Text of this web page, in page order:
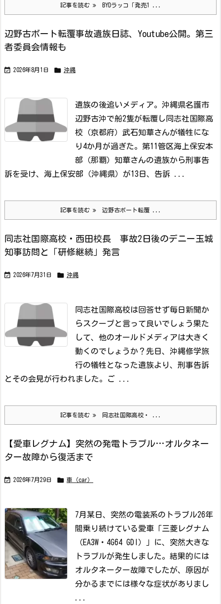
記事を読む BYDラッコ「発売1 ...
辺野古ボート転覆事故遺族日誌、Youtube公開。第三
者委員会情報も
 2026年8月1日  沖縄
遺族の後追いメディア。 沖縄県名護市
辺野古沖で船2隻が転覆し同志社国際高
校（京都府）武石知華さんが犠牲にな
り4か月が過ぎた。 第11管区海上保安本
部（那覇）知華さんの遺族から刑事告
訴を受け、海上保安部（沖縄県）が13日、告訴 ...
記事を読む 辺野古ボート転覆 ...
同志社国際高校・西田校長 事故2日後のデニー玉城
知事訪問と「研修継続」発言
 2026年7月31日  沖縄
同志社国際高校は回答せず毎日新聞か
らスクープと言って良いでしょう果た
して、他のオールドメディアは大きく
動くのでしょうか？ 先日、沖縄修学旅
行の犠牲となった遺族より、刑事告訴
とその会見が行われました。
ご ...
記事を読む 同志社国際高校・ ...
【愛車レグナム】突然の発電トラブル…オルタネー
ター故障から復活まで
 2026年7月29日  車（car）
7月某日、突然の電装系のトラブル26年
間乗り続けている愛車「三菱レグナム
（EA3W・4G64 GDI）」に、突然大きな
トラブルが発生しました。 結果的には
オルタネーター故障でしたが、原因が
分かるまでには様々な症状がありまし